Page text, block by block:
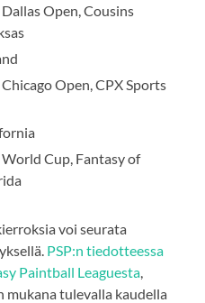
Open, Cousins
Open, CPX Sports
Cup, Fantasy of
voi seurata
PSP:n tiedotteessa
Paintball Leaguesta,
tulevalla kaudella